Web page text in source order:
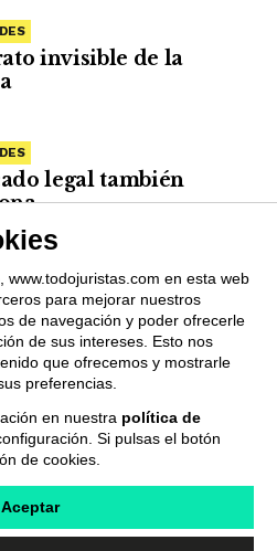
invisible de la
legal también
PROVEEDORES
POLÍTICA DE PRIVACIDAD
www.todojuristas.com en esta web
para mejorar nuestros
de navegación y poder ofrecerle
de sus intereses. Esto nos
que ofrecemos y mostrarle
preferencias.
en nuestra política de
Si pulsas el botón
de cookies.
Aceptar